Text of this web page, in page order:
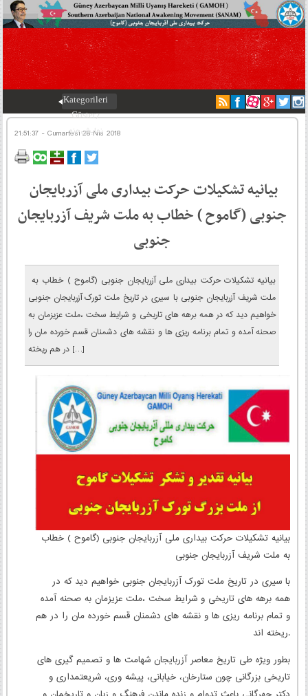
Kategorileri
Göster/
نمایش منو
21:51:37 - Cumartesi 28 Nis 2018
جنوبی (گاموح ) خطاب به ملت شریف آزربایجان
جنوبی
بیانیه تشکیلات حرکت بیداری ملی آزربایجان جنوبی (گاموح ) خطاب به
ملت شریف آزربایجان جنوبی با سیری در تاریخ ملت تورک آزربایجان جنوبی
خواهیم دید که در همه برهه های تاریخی و شرایط سخت ،ملت عزیزمان به
صحنه آمده و تمام برنامه ریزی ها و نقشه های دشمنان قسم خورده مان را
در هم ریخته […]
به ملت شریف آزربایجان جنوبی
با سیری در تاریخ ملت تورک آزربایجان جنوبی خواهیم دید که در
همه برهه های تاریخی و شرایط سخت ،ملت عزیزمان به صحنه آمده
و تمام برنامه ریزی ها و نقشه های دشمنان قسم خورده مان را در هم
ریخته اند.
بطور ویژه طی تاریخ معاصر آزربایجان شهامت ها و تصمیم گیری های
تاریخی بزرگانی چون ستارخان، خیابانی، پیشه وری، شریعتمداری و